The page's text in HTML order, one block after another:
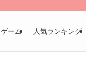
ーム 人気ランキング